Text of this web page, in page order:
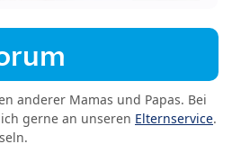
anderer Mamas und Papas. Bei
gerne an unseren Elternservice.